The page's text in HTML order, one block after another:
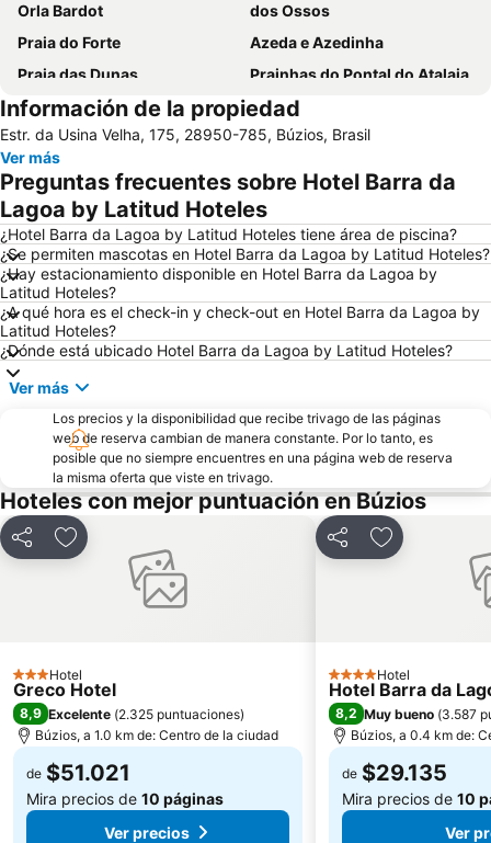
Orla Bardot
dos Ossos
Praia do Forte
Azeda e Azedinha
Praia das Dunas
Prainhas do Pontal do Atalaia
Praia das Conchas
Arraial do Cabo
Praia do Peró
Praia da Armação
Tortuga
Forte São Mateus
Praia do Remanso
do Forno
Costa Azul
José Gonçalves
Información de la propiedad
Estr. da Usina Velha, 175, 28950-785, Búzios, Brasil
Ver más
Preguntas frecuentes sobre Hotel Barra da
Lagoa by Latitud Hoteles
¿Hotel Barra da Lagoa by Latitud Hoteles tiene área de piscina?
¿Se permiten mascotas en Hotel Barra da Lagoa by Latitud Hoteles?
¿Hay estacionamiento disponible en Hotel Barra da Lagoa by
Latitud Hoteles?
¿A qué hora es el check-in y check-out en Hotel Barra da Lagoa by
Latitud Hoteles?
¿Dónde está ubicado Hotel Barra da Lagoa by Latitud Hoteles?
Ver más
Los precios y la disponibilidad que recibe trivago de las páginas
web de reserva cambian de manera constante. Por lo tanto, es
posible que no siempre encuentres en una página web de reserva
la misma oferta que viste en trivago.
Hoteles con mejor puntuación en Búzios
CompartirAgregar a favoritos
3 Estrellas
Hotel
Greco Hotel
8,9 Excelente (2.325 puntuaciones)
Búzios, a 1.0 km de: Centro de la ciudad
de $51.021
Mira precios de 10 páginas
Ver precios
CompartirAgregar a
4 Estrellas
Hotel
Hotel Barra da
8,2 Muy bueno (3.587
Búzios, a 0.4 km de:
de $29.135
Mira precios de 10
Ver